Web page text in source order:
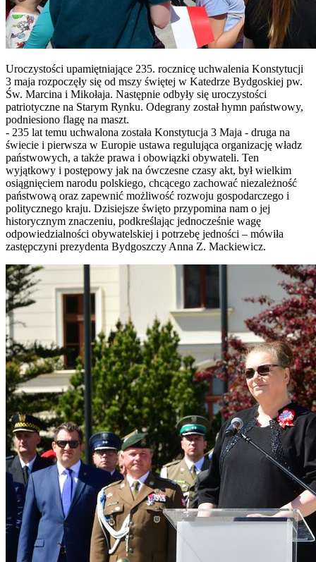
Uroczystości upamiętniające 235. rocznicę uchwalenia Konstytucji
3 maja rozpoczęły się od mszy świętej w Katedrze Bydgoskiej pw.
Św. Marcina i Mikołaja. Następnie odbyły się uroczystości
patriotyczne na Starym Rynku. Odegrany został hymn państwowy,
podniesiono flagę na maszt.
- 235 lat temu uchwalona została Konstytucja 3 Maja - druga na
świecie i pierwsza w Europie ustawa regulująca organizację władz
państwowych, a także prawa i obowiązki obywateli. Ten
wyjątkowy i postępowy jak na ówczesne czasy akt, był wielkim
osiągnięciem narodu polskiego, chcącego zachować niezależność
państwową oraz zapewnić możliwość rozwoju gospodarczego i
politycznego kraju. Dzisiejsze święto przypomina nam o jej
historycznym znaczeniu, podkreślając jednocześnie wagę
odpowiedzialności obywatelskiej i potrzebę jedności – mówiła
zastępczyni prezydenta Bydgoszczy Anna Z. Mackiewicz.